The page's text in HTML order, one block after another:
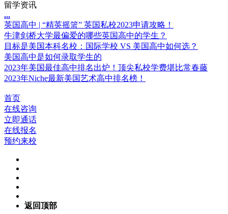
留学资讯
...
英国高中 | “精英摇篮” 英国私校2023申请攻略！
牛津剑桥大学最偏爱的哪些英国高中的学生？
目标是美国本科名校：国际学校 VS 美国高中如何选？
美国高中是如何录取学生的
2023年美国最佳高中排名出炉！顶尖私校学费堪比常春藤
2023年Niche最新美国艺术高中排名榜！
首页
在线咨询
立即通话
在线报名
预约来校
返回顶部